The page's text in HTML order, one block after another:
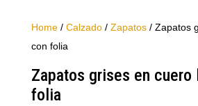
Home/ Calzado/ Zapatos/ Zapatos
con folia
Zapatos grises en cuero
folia